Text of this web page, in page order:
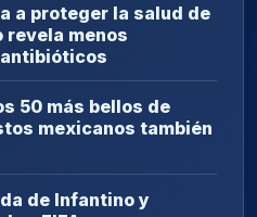
a proteger la salud de
revela menos
50 más bellos de
mexicanos también
de Infantino y